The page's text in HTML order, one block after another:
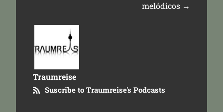
melódicos →
Traumreise
Suscribe to Traumreise's Podcasts